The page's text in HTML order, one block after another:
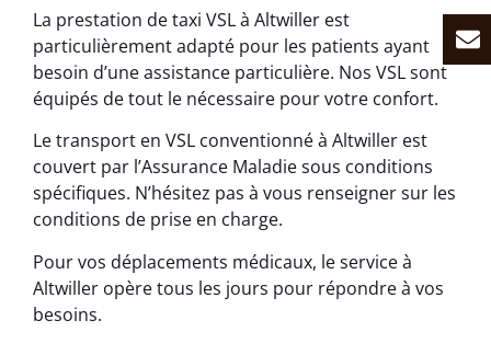
La prestation de taxi VSL à Altwiller est
particulièrement adapté pour les patients ayant
besoin d’une assistance particulière. Nos VSL sont
équipés de tout le nécessaire pour votre confort.
Le transport en VSL conventionné à Altwiller est
couvert par l’Assurance Maladie sous conditions
spécifiques. N’hésitez pas à vous renseigner sur les
conditions de prise en charge.
Pour vos déplacements médicaux, le service à
Altwiller opère tous les jours pour répondre à vos
besoins.